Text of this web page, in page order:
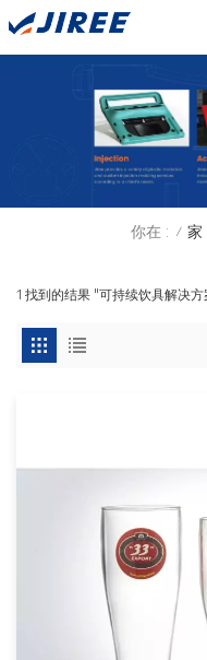
你在 : / 家
1 找到的结果 "可持续饮具解决方